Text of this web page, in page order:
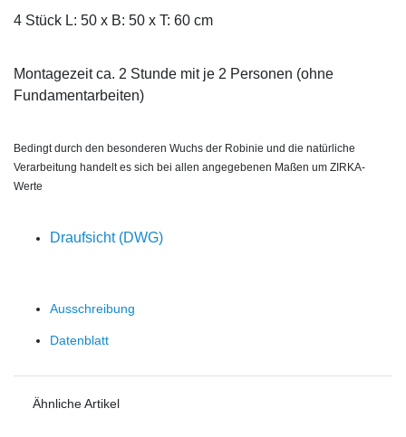
4 Stück L: 50 x B: 50 x T: 60 cm
Montagezeit ca. 2 Stunde mit je 2 Personen (ohne
Fundamentarbeiten)
Bedingt durch den besonderen Wuchs der Robinie und die natürliche
Verarbeitung handelt es sich bei allen angegebenen Maßen um ZIRKA-
Werte
Draufsicht (DWG)
Ausschreibung
Datenblatt
Ähnliche Artikel